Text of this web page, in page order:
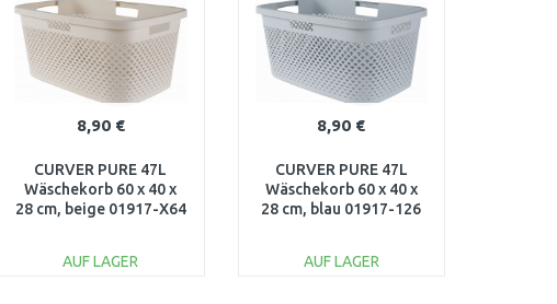
8,90 €
CURVER PURE 47L
Wäschekorb 60 x 40 x
28 cm, beige 01917-X64
AUF LAGER
8,90 €
CURVER PURE 47L
Wäschekorb 60 x 40 x
28 cm, blau 01917-126
AUF LAGER